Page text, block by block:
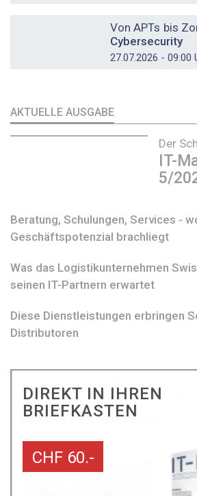
Von APTs bis
Cybersecurity
27.07.2026 - 09:00
AKTUELLE AUSGABE
Der
IT-
5/
Beratung, Schulungen, Services -
Geschäftspotenzial brachliegt
Was das Logistikunternehmen
seinen IT-Partnern erwartet
Diese Dienstleistungen erbringen
Distributoren
DIREKT IN IHREN
BRIEFKASTEN
CHF 60.-